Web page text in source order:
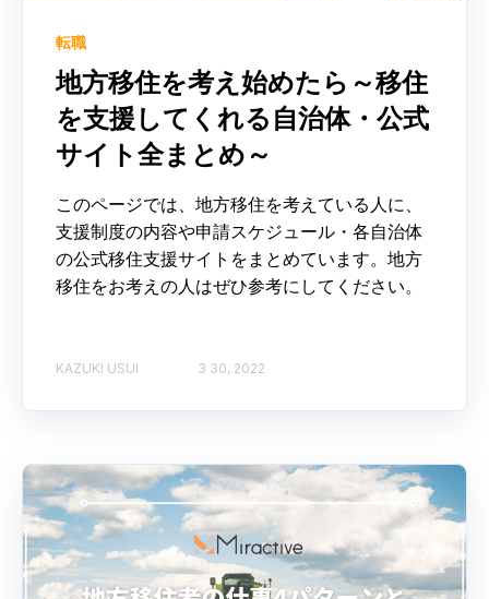
転職
地方移住を考え始めたら～移住
を支援してくれる自治体・公式
サイト全まとめ～
このページでは、地方移住を考えている人に、
支援制度の内容や申請スケジュール・各自治体
の公式移住支援サイトをまとめています。地方
移住をお考えの人はぜひ参考にしてください。
KAZUKI USUI 3 30, 2022